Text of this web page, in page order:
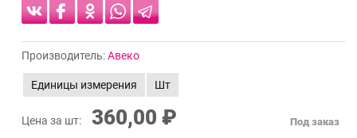
Производитель:Авеко
Единицы измерения Шт
Цена за шт: 360,00 ₽ Под заказ